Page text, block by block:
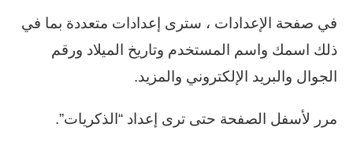
في صفحة الإعدادات ، سترى إعدادات متعددة بما في
ذلك اسمك واسم المستخدم وتاريخ الميلاد ورقم
الجوال والبريد الإلكتروني والمزيد.
مرر لأسفل الصفحة حتى ترى إعداد “الذكريات”.